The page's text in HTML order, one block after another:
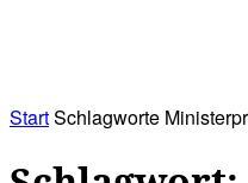
StartSchlagworte